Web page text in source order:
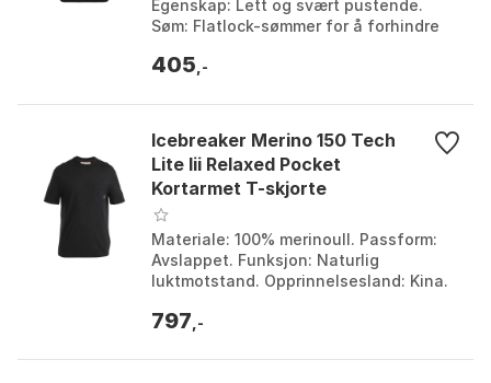
Egenskap: Lett og svært pustende.
Søm: Flatlock-sømmer for å forhindre
bevegelighet. Far...
405 ,-
Icebreaker Merino 150 Tech
Lite Iii Relaxed Pocket
Kortarmet T-skjorte
Materiale: 100% merinoull. Passform:
Avslappet. Funksjon: Naturlig
luktmotstand. Opprinnelsesland: Kina.
797 ,-